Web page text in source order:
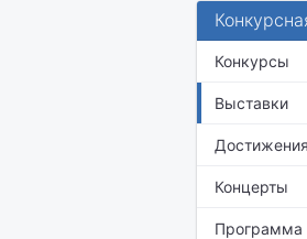
Конкурсы
Выставки
Достижения
Концерты
Программа